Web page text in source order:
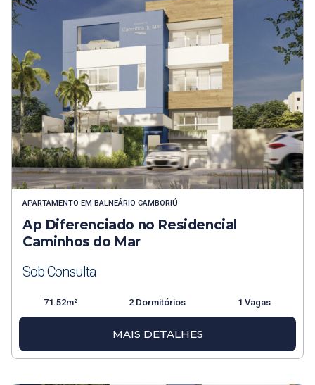
APARTAMENTO EM BALNEÁRIO CAMBORIÚ
Ap Diferenciado no Residencial
Caminhos do Mar
Sob Consulta
71.52m² 2 Dormitórios 1 Vagas
MAIS DETALHES